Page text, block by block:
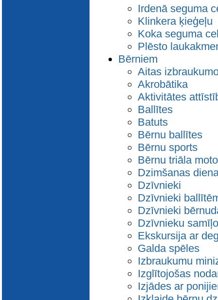
Irdenā seguma
Klinkera ķieģeļu
Koka seguma
Plēsto
Bērniem
Aitas
Akrobātika
Aktivitātes
Ballītes
Batuts
Bērnu ballītes
Bērnu sports
Bērnu triāla
Dzimšanas
Dzīvnieki
Dzīvnieki
Dzīvnieki
Dzīvnieku
Ekskursija ar
Galda spēles
Izbraukumu
Izglītojošas
Izjādes ar